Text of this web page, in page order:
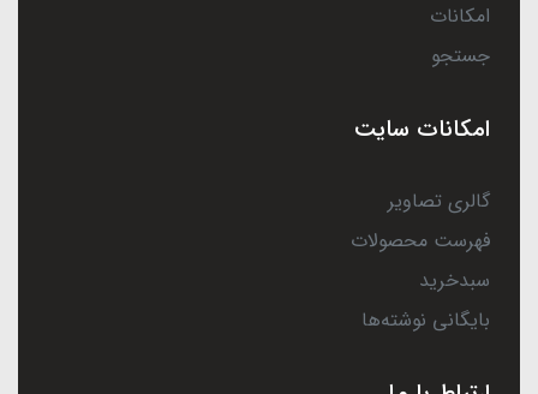
امکانات
جستجو
امکانات سایت
گالری تصاویر
فهرست محصولات
سبدخرید
بایگانی نوشته‌ها